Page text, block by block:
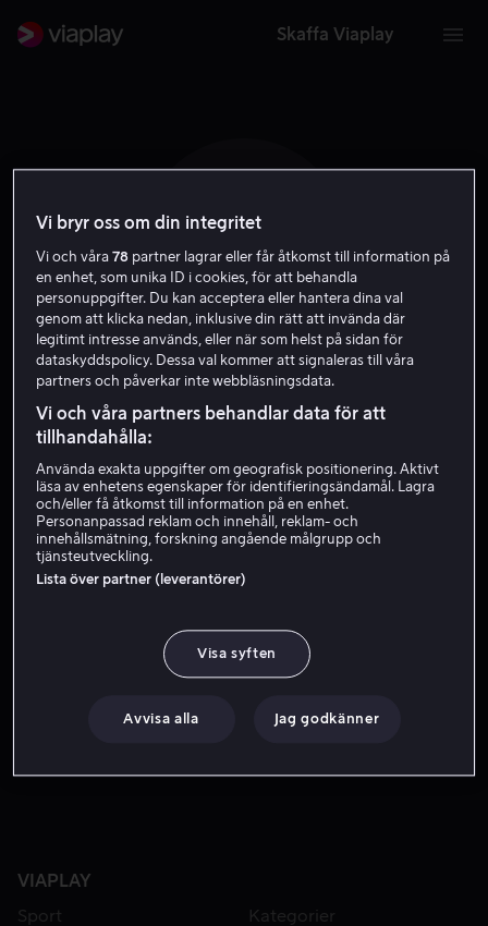
Skaffa Viaplay
M C A
Maria Conchita
Alonson
Skådespelare
VIAPLAY
Sport
Kategorier
Vi bryr oss om din integritet
Vi och våra78 partner lagrar eller får åtkomst till information på
en enhet, som unika ID i cookies, för att behandla
personuppgifter. Du kan acceptera eller hantera dina val
genom att klicka nedan, inklusive din rätt att invända där
legitimt intresse används, eller när som helst på sidan för
dataskyddspolicy. Dessa val kommer att signaleras till våra
partners och påverkar inte webbläsningsdata.
Vi och våra partners behandlar data för att
tillhandahålla:
Använda exakta uppgifter om geografisk positionering. Aktivt
läsa av enhetens egenskaper för identifieringsändamål. Lagra
och/eller få åtkomst till information på en enhet.
Personanpassad reklam och innehåll, reklam- och
innehållsmätning, forskning angående målgrupp och
tjänsteutveckling.
Lista över partner (leverantörer)
Visa syften
Avvisa alla Jag godkänner